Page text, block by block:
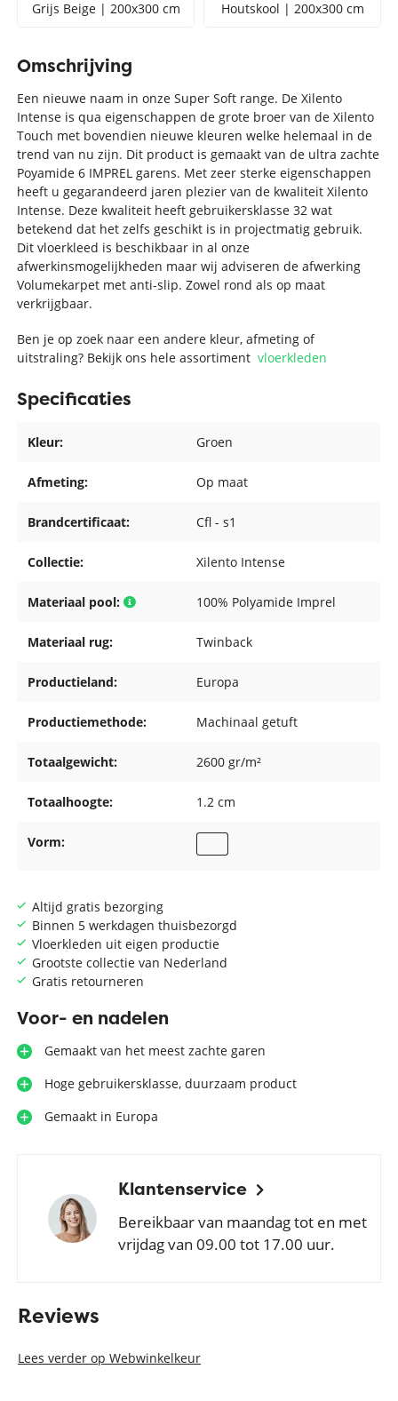
Grijs Beige | 200x300 cm Houtskool | 200x300 cm
Altijd gratis bezorging
Binnen 5 werkdagen thuisbezorgd
Vloerkleden uit eigen productie
Grootste collectie van Nederland
Gratis retourneren
Voor- en nadelen
Gemaakt van het meest zachte garen
Hoge gebruikersklasse, duurzaam product
Gemaakt in Europa
Klantenservice
Bereikbaar van maandag tot en met
vrijdag van 09.00 tot 17.00 uur.
Omschrijving
Een nieuwe naam in onze Super Soft range. De Xilento
Intense is qua eigenschappen de grote broer van de Xilento
Touch met bovendien nieuwe kleuren welke helemaal in de
trend van nu zijn. Dit product is gemaakt van de ultra zachte
Poyamide 6 IMPREL garens. Met zeer sterke eigenschappen
heeft u gegarandeerd jaren plezier van de kwaliteit Xilento
Intense. Deze kwaliteit heeft gebruikersklasse 32 wat
betekend dat het zelfs geschikt is in projectmatig gebruik.
Dit vloerkleed is beschikbaar in al onze
afwerkinsmogelijkheden maar wij adviseren de afwerking
Volumekarpet met anti-slip. Zowel rond als op maat
verkrijgbaar.
Ben je op zoek naar een andere kleur, afmeting of
uitstraling? Bekijk ons hele assortimentvloerkleden
Specificaties
Kleur: Groen
Afmeting: Op maat
Brandcertificaat: Cfl - s1
Collectie: Xilento Intense
Materiaal pool: 100% Polyamide Imprel
Materiaal rug: Twinback
Productieland: Europa
Productiemethode: Machinaal getuft
Totaalgewicht: 2600 gr/m²
Totaalhoogte: 1.2 cm
Vorm:
Reviews
Lees verder op Webwinkelkeur